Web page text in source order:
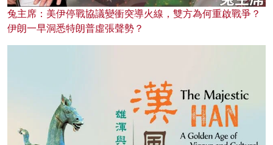
兔主席：美伊停戰協議變衝突導火線，雙方為何重啟戰爭？
伊朗一早洞悉特朗普虛張聲勢？